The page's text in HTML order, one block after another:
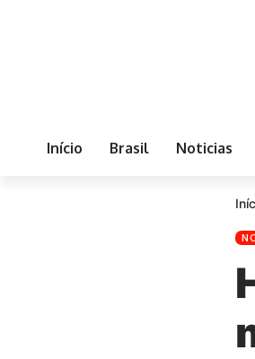
Início Brasil Noticias